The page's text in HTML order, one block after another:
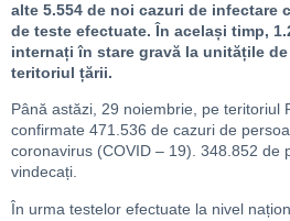
alte 5.554 de noi cazuri de infectare
de teste efectuate. În același timp,
internați în stare gravă la unitățile
teritoriul țării.
Până astăzi, 29 noiembrie, pe teritoriul
confirmate 471.536 de cazuri de
coronavirus (COVID – 19). 348.852 de
vindecați.
În urma testelor efectuate la nivel